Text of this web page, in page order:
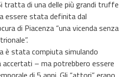
tratta di una delle più grandi truffe
essere stata definita dal
di Piacenza “una vicenda senza
è stata compiuta simulando
accertati – ma potrebbero essere